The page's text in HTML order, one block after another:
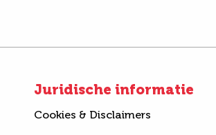
Juridische informatie
Cookies & Disclaimers